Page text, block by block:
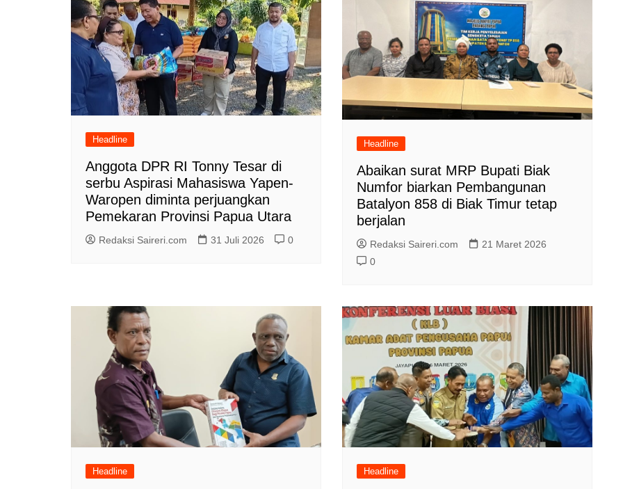
Headline
Anggota DPR RI Tonny Tesar di
serbu Aspirasi Mahasiswa Yapen-
Waropen diminta perjuangkan
Pemekaran Provinsi Papua Utara
Redaksi Saireri.com 31 Juli 2026 0
Headline
Abaikan surat MRP Bupati Biak
Numfor biarkan Pembangunan
Batalyon 858 di Biak Timur tetap
berjalan
Redaksi Saireri.com
21 Maret 2026
0
Headline Headline